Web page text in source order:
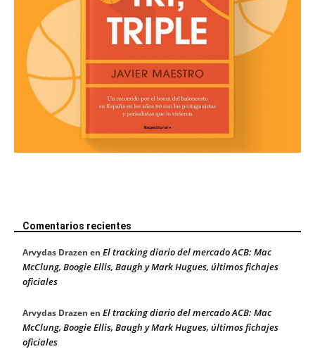
Comentarios recientes
Arvydas Drazen en El tracking diario del mercado ACB: Mac
McClung, Boogie Ellis, Baugh y Mark Hugues, últimos fichajes
oficiales
Arvydas Drazen en El tracking diario del mercado ACB: Mac
McClung, Boogie Ellis, Baugh y Mark Hugues, últimos fichajes
oficiales